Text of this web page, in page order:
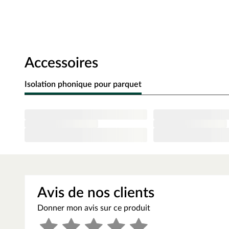
carrelage moderne est parfait pour sublimer vos pièces et
et harmonieuse. La structure à pores de la surface
d’usure de 0,2 mm assure une durabilité élevée ainsi
pièces humides telles que la cuisine ou la salle de bains,
résistance à l’humidité. Compatible avec le chauffage au
Grâce au système de clipsage, le sol se pose facilement
Accessoires
Isolation phonique pour parquet
Avis de nos clients
Donner mon avis sur ce produit